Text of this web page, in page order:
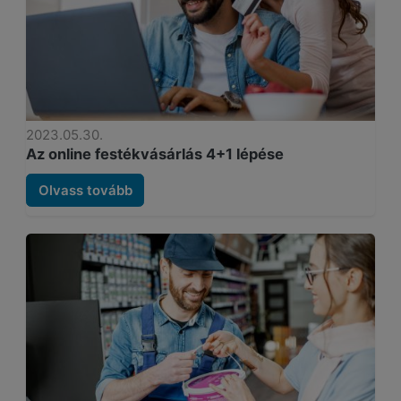
2023.05.30.
Az online festékvásárlás 4+1 lépése
Olvass tovább